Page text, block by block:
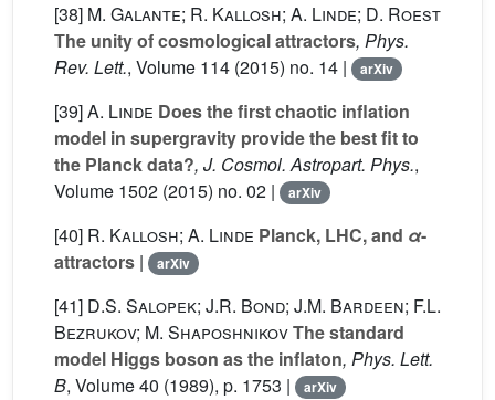
[38] M. Galante; R. Kallosh; A. Linde; D. Roest
The unity of cosmological attractors, Phys.
Rev. Lett., Volume 114 (2015) no. 14 | arXiv
[39]A. Linde Does the first chaotic inflation
model in supergravity provide the best fit to
the Planck data?, J. Cosmol. Astropart. Phys.,
Volume 1502 (2015) no. 02 | arXiv
[40] R. Kallosh; A. Linde Planck, LHC, and α-
attractors | arXiv
[41] D.S. Salopek; J.R. Bond; J.M. Bardeen; F.L.
Bezrukov; M. ShaposhnikovThe standard
model Higgs boson as the inflaton, Phys. Lett.
B, Volume 40 (1989), p. 1753 | arXiv